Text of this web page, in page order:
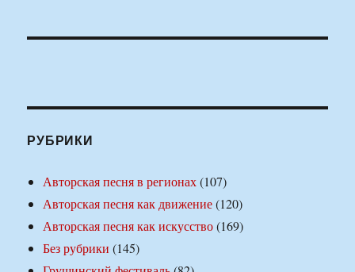
РУБРИКИ
Авторская песня в регионах(107)
Авторская песня как движение(120)
Авторская песня как искусство(169)
Без рубрики (145)